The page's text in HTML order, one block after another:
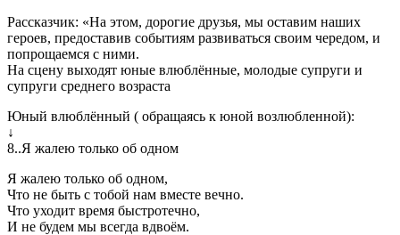
Рассказчик: «На этом, дорогие друзья, мы оставим наших
героев, предоставив событиям развиваться своим чередом, и
попрощаемся с ними.
На сцену выходят юные влюблённые, молодые супруги и
супруги среднего возраста
Юный влюблённый ( обращаясь к юной возлюбленной):
↓
8..Я жалею только об одном
Я жалею только об одном,
Что не быть с тобой нам вместе вечно.
Что уходит время быстротечно,
И не будем мы всегда вдвоём.